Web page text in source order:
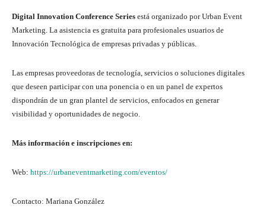
Digital Innovation Conference Series está organizado por Urban Event
Marketing. La asistencia es gratuita para profesionales usuarios de
Innovación Tecnológica de empresas privadas y públicas.
Las empresas proveedoras de tecnología, servicios o soluciones digitales
que deseen participar con una ponencia o en un panel de expertos
dispondrán de un gran plantel de servicios, enfocados en generar
visibilidad y oportunidades de negocio.
Más información e inscripciones en:
Web: https://urbaneventmarketing.com/eventos/
Contacto: Mariana González